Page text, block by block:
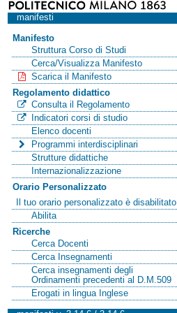
manifesti
Manifesto
Struttura Corso di Studi
Cerca/Visualizza Manifesto
Scarica il Manifesto
Regolamento didattico
Consulta il Regolamento
Indicatori corsi di studio
Elenco docenti
Programmi interdisciplinari
Strutture didattiche
Internazionalizzazione
Orario Personalizzato
Il tuo orario personalizzato è disabilitato
Abilita
Ricerche
Cerca Docenti
Cerca Insegnamenti
Cerca insegnamenti degli
Ordinamenti precedenti al D.M.509
Erogati in lingua Inglese